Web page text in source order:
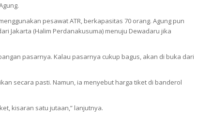
pesawat ATR, berkapasitas 70 orang. Agung pun
Jakarta (Halim Perdanakusuma) menuju Dewadaru jika
pasarnya. Kalau pasarnya cukup bagus, akan di buka dari
secara pasti. Namun, ia menyebut harga tiket di banderol
kisaran satu jutaan,” lanjutnya.